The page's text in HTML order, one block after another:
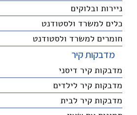
ניירות ובלוקים
כלים למשרד ולסטודנט
חומרים למשרד ולסטודנט
מדבקות קיר
מדבקות קיר דיסני
מדבקות קיר לילדים
מדבקות קיר לבית